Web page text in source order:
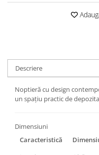
Descriere
Noptieră cu design
un spațiu practic de
Dimensiuni
Caracteristică